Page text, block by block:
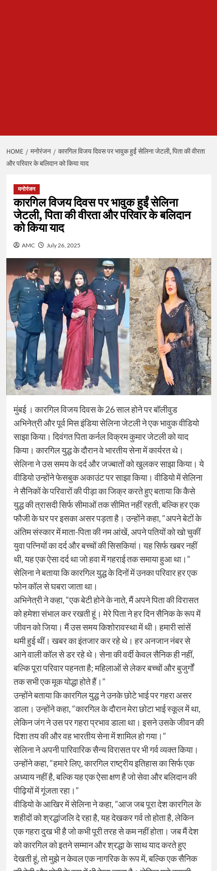
HOME मनोरंजन
कारगिल विजय दिवस पर भावुक हुईं सेलिना जेटली, पिता की वीरता
और परिवार के बलिदान को किया याद
मनोरंजन
कारगिल विजय दिवस पर भावुक हुईं सेलिना
जेटली, पिता की वीरता और परिवार के बलिदान
को किया याद
AMC July 26, 2025
मुंबई । कारगिल विजय दिवस के 26 साल होने पर बॉलीवुड
अभिनेत्री और पूर्व मिस इंडिया सेलिना जेटली ने एक भावुक वीडियो
साझा किया। दिवंगत पिता कर्नल विक्रम कुमार जेटली को याद
किया। कारगिल युद्ध के दौरान वे भारतीय सेना में कार्यरत थे।
सेलिना ने उस समय के दर्द और जज्बातों को खुलकर साझा किया। ये
वीडियो उन्होंने फेसबुक अकाउंट पर साझा किया। वीडियो में सेलिना
ने सैनिकों के परिवारों की पीड़ा का जिक्र करते हुए बताया कि कैसे
युद्ध की त्रासदी सिर्फ सीमाओं तक सीमित नहीं रहती, बल्कि हर एक
फौजी के घर पर इसका असर पड़ता है। उन्होंने कहा, “अपने बेटों के
अंतिम संस्कार में माता-पिता की नम आंखें, अपने पतियों को खो चुकीं
युवा पत्नियों का दर्द और बच्चों की सिसकियां। यह सिर्फ खबर नहीं
थी, यह एक ऐसा दर्द था जो हवा में गहराई तक समाया हुआ था।”
सेलिना ने बताया कि कारगिल युद्ध के दिनों में उनका परिवार हर एक
फोन कॉल से घबरा जाता था।
अभिनेत्री ने कहा, “एक बेटी होने के नाते, मैं अपने पिता की विरासत
को हमेशा संभाल कर रखती हूं। मेरे पिता ने हर दिन सैनिक के रूप में
जीवन को जिया। मैं उस समय किशोरावस्था में थी। हमारी सांसें
थमी हुई थीं। खबर का इंतजार कर रहे थे। हर अनजान नंबर से
आने वाली कॉल से डर रहे थे। सेना की वर्दी केवल सैनिक ही नहीं,
बल्कि पूरा परिवार पहनता है; महिलाओं से लेकर बच्चों और बुजुर्गों
तक सभी एक मूक योद्धा होते हैं।”
उन्होंने बताया कि कारगिल युद्ध ने उनके छोटे भाई पर गहरा असर
डाला। उन्होंने कहा, “कारगिल के दौरान मेरा छोटा भाई स्कूल में था,
लेकिन जंग ने उस पर गहरा प्रभाव डाला था। इसने उसके जीवन की
दिशा तय की और वह भारतीय सेना में शामिल हो गया।”
सेलिना ने अपनी पारिवारिक सैन्य विरासत पर भी गर्व व्यक्त किया।
उन्होंने कहा, “हमारे लिए, कारगिल राष्ट्रीय इतिहास का सिर्फ एक
अध्याय नहीं है, बल्कि यह एक ऐसा क्षण है जो सेवा और बलिदान की
पीढ़ियों में गूंजता रहा।”
वीडियो के आखिर में सेलिना ने कहा, ”आज जब पूरा देश कारगिल के
शहीदों को श्रद्धांजलि दे रहा है, यह देखकर गर्व तो होता है, लेकिन
एक गहरा दुख भी है जो कभी पूरी तरह से कम नहीं होता। जब मैं देश
को कारगिल को इतने सम्मान और श्रद्धा के साथ याद करते हुए
देखती हूं, तो मुझे न केवल एक नागरिक के रूप में, बल्कि एक सैनिक